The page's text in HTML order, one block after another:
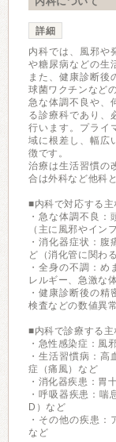
詳細
内科では、風邪や
や糖尿病などの生
また、健康診断後
球菌ワクチンなど
急な体調不良や、
る診療科であり、
行います。プライ
域に根差し、幅広
徴です。
治療は生活習慣の
合は外科など他科
■内科で対応する主
・急な体調不良
（主に風邪やイン
・消化器症状：
ど（消化管に関わ
・全身の不調：
レルギー、急激な
・健康診断後の
検査などの数値異
■内科で診療する主
・急性感染症：風
・生活習慣病：高
症（痛風）など
・消化器疾患：胃
・呼吸器疾患：喘
D）など
・その他の疾患
など